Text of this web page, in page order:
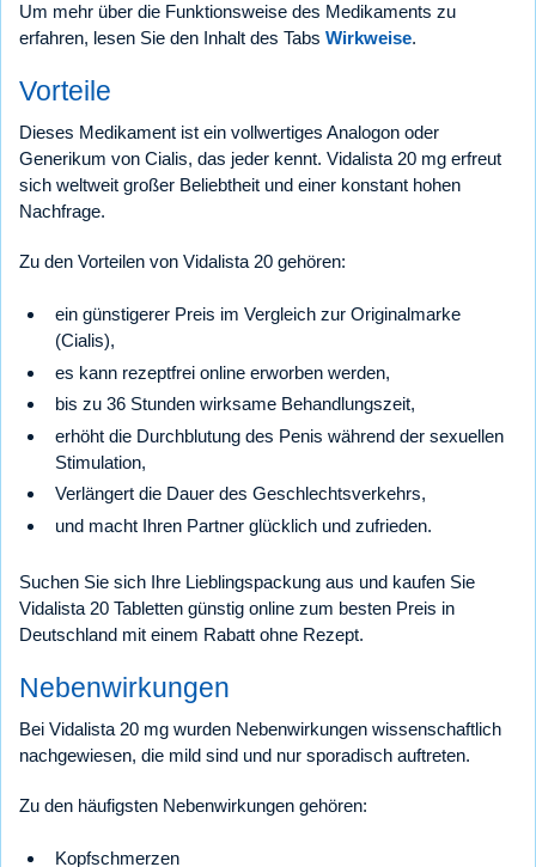
Um mehr über die Funktionsweise des Medikaments zu
erfahren, lesen Sie den Inhalt des Tabs Wirkweise.
Vorteile
Dieses Medikament ist ein vollwertiges Analogon oder
Generikum von Cialis, das jeder kennt. Vidalista 20 mg erfreut
sich weltweit großer Beliebtheit und einer konstant hohen
Nachfrage.
Zu den Vorteilen von Vidalista 20 gehören:
ein günstigerer Preis im Vergleich zur Originalmarke
(Cialis),
es kann rezeptfrei online erworben werden,
bis zu 36 Stunden wirksame Behandlungszeit,
erhöht die Durchblutung des Penis während der sexuellen
Stimulation,
Verlängert die Dauer des Geschlechtsverkehrs,
und macht Ihren Partner glücklich und zufrieden.
Suchen Sie sich Ihre Lieblingspackung aus und kaufen Sie
Vidalista 20 Tabletten günstig online zum besten Preis in
Deutschland mit einem Rabatt ohne Rezept.
Nebenwirkungen
Bei Vidalista 20 mg wurden Nebenwirkungen wissenschaftlich
nachgewiesen, die mild sind und nur sporadisch auftreten.
Zu den häufigsten Nebenwirkungen gehören:
Kopfschmerzen